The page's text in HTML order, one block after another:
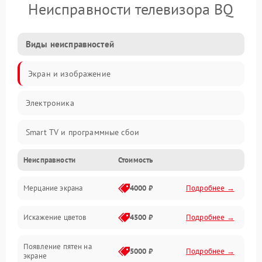
Неисправности телевизора BQ
Виды неисправностей
Экран и изображение
Электроника
Smart TV и программные сбои
Питание и запуск
Подсветка и LED-модули
Звук и аудиосистема
Сигнал и приём каналов
Неисправности Стоимость
Мерцание экрана 4000 ₽ Подробнее →
Искажение цветов 4500 ₽ Подробнее →
Появление пятен на
экране
5000 ₽ Подробнее →